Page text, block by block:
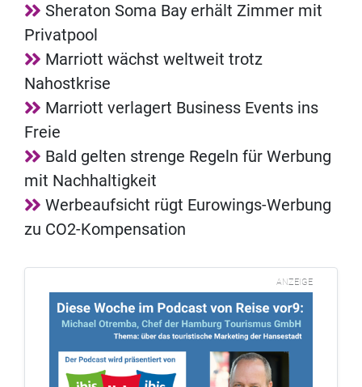
Sheraton Soma Bay erhält Zimmer mit
Privatpool
Marriott wächst weltweit trotz
Nahostkrise
Marriott verlagert Business Events ins
Freie
Bald gelten strenge Regeln für Werbung
mit Nachhaltigkeit
Werbeaufsicht rügt Eurowings-Werbung
zu CO2-Kompensation
ANZEIGE